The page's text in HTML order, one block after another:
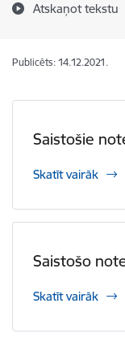
Atskaņot tekstu
Publicēts: 14.12.2021.
Saistošie
Skatīt vairāk
Saistošo
Skatīt vairāk